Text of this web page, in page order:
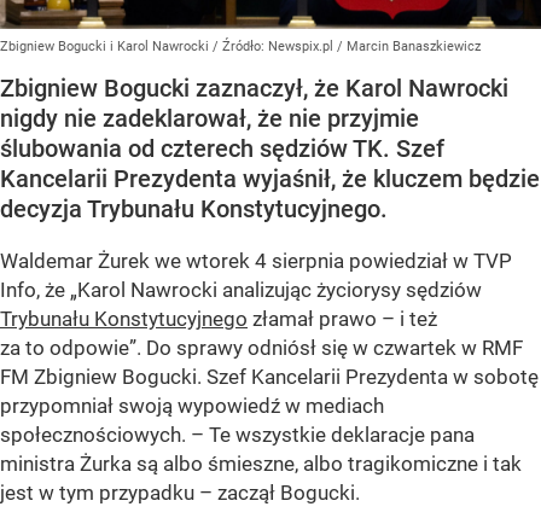
Zbigniew Bogucki i Karol Nawrocki / Źródło: Newspix.pl / Marcin Banaszkiewicz
Zbigniew Bogucki zaznaczył, że Karol Nawrocki
nigdy nie zadeklarował, że nie przyjmie
ślubowania od czterech sędziów TK. Szef
Kancelarii Prezydenta wyjaśnił, że kluczem będzie
decyzja Trybunału Konstytucyjnego.
Waldemar Żurek we wtorek 4 sierpnia powiedział w TVP
Info, że „Karol Nawrocki analizując życiorysy sędziów
Trybunału Konstytucyjnego złamał prawo – i też
za to odpowie”. Do sprawy odniósł się w czwartek w RMF
FM Zbigniew Bogucki. Szef Kancelarii Prezydenta w sobotę
przypomniał swoją wypowiedź w mediach
społecznościowych. – Te wszystkie deklaracje pana
ministra Żurka są albo śmieszne, albo tragikomiczne i tak
jest w tym przypadku – zaczął Bogucki.